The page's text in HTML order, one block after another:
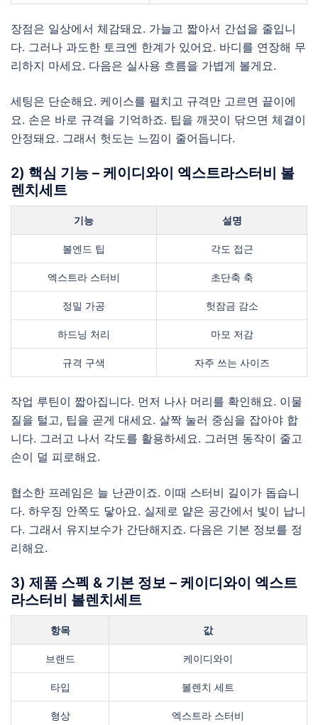
장점은 일상에서 체감돼요. 가늘고 짧아서 간섭을 줄입니
다. 그러나 과도한 토크엔 한계가 있어요. 바디를 연장해 무
리하지 마세요. 다음은 실사용 흐름을 가볍게 볼게요.
세팅은 단순해요. 케이스를 펼치고 규격만 고르면 끝이에
요. 손은 바로 규격을 기억하죠. 팁을 깨끗이 닦으면 체결이
안정돼요. 그래서 헛도는 느낌이 줄어듭니다.
2) 핵심 기능 – 케이디와이 엑스트라스터비 볼
렌치세트
기능 설명
볼엔드 팁 각도 접근
엑스트라 스터비 초단축 축
정밀 가공 헛잠금 감소
하드닝 처리 마모 저감
규격 구색 자주 쓰는 사이즈
작업 루틴이 짧아집니다. 먼저 나사 머리를 확인해요. 이물
질을 털고, 팁을 곧게 대세요. 살짝 눌러 중심을 잡아야 합
니다. 그러고 나서 각도를 활용하세요. 그러면 동작이 줄고
손이 덜 피로해요.
협소한 프레임은 늘 난관이죠. 이때 스터비 길이가 돕습니
다. 하우징 안쪽도 닿아요. 실제로 얕은 공간에서 빛이 납니
다. 그래서 유지보수가 간단해지죠. 다음은 기본 정보를 정
리해요.
3) 제품 스펙 & 기본 정보 – 케이디와이 엑스트
라스터비 볼렌치세트
항목 값
브랜드 케이디와이
타입 볼렌치 세트
형상 엑스트라 스터비